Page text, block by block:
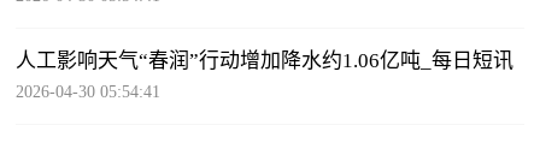
人工影响天气“春润”行动增加降水约1.06亿吨_每日短讯
2026-04-30 05:54:41